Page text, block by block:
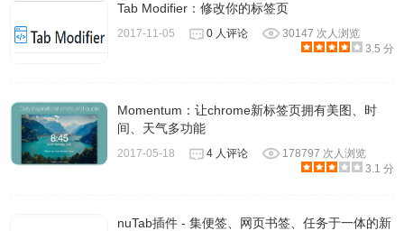
Tab Modifier：修改你的标签页
2017-11-05 0 人评论
30147 次人浏览
3.5 分
Momentum：让chrome新标签页拥有美图、时
间、天气多功能
2017-05-18 4 人评论
178797 次人浏览
3.1 分
nuTab插件 - 集便签、网页书签、任务于一体的新